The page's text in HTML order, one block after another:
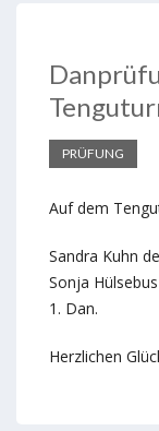
PRÜFUNG
Auf dem
Sandra Kuhn
Sonja
1. Dan.
Herzlichen